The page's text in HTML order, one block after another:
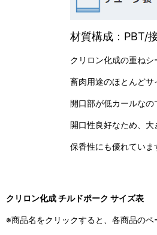
材質構成：PBT/
クリロン化成の重ねシ
畜肉用途のほとんどサ
開口部が低カールなの
開口性良好なため、大
保香性にも優れていま
クリロン化成 チルドポーク サイズ表
※商品名をクリックすると、各商品のペ